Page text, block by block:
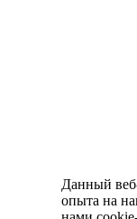
Данный
опыта на